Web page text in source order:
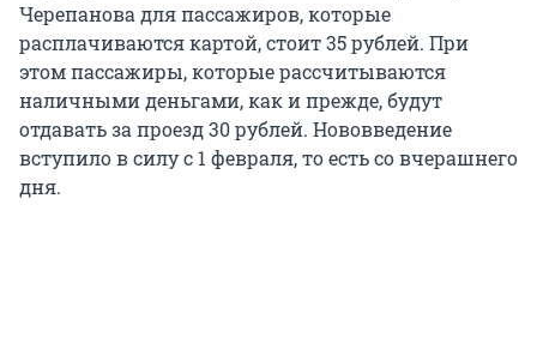
Черепанова для пассажиров, которые
расплачиваются картой, стоит 35 рублей. При
этом пассажиры, которые рассчитываются
наличными деньгами, как и прежде, будут
отдавать за проезд 30 рублей. Нововведение
вступило в силу с 1 февраля, то есть со вчерашнего
дня.